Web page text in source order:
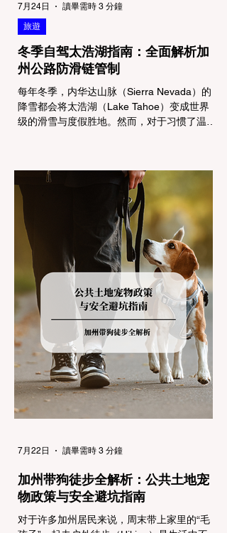
冬季自驾太浩湖指南：全面解析加
州公路防滑链管制
每年冬季，内华达山脉（Sierra Nevada）的
降雪都会将太浩湖（Lake Tahoe）变成世界
级的滑雪与度假胜地。然而，对于习惯了温暖
(Chain Controls)。 不了解这些规定，不仅可
能面临高额罚单或被公路巡警（CHP）劝
返，更可能在冰雪路面上引发严重的安全事
故。本文将为您系统解析加州的防滑链政策，
帮助您明确自己的车型在不同路况下的具体要
求，并为出行做好充足准备。 一、 核心概
念：看懂加州 R1, R2, R3 管制级别 当恶劣天
气来袭，加州交通局会在公路上启动防滑链管
制，并通过电子路牌指示当前的管制级别。加
州采用三个递进的级别（R1至R3）来规范通
行车辆： R1 管制 (Requirement 1) 规定内
容： 所有车辆必须安装防滑链。 豁免条件：
乘用车（Passenger Vehicles）、轻型卡车
（Light Trucks）只要配备了雪地轮胎（Snow
Tires），即可免装防滑链
旅遊
7月24日 讀畢需時 3 分鐘
加州带狗徒步全解析：公共土地宠
物政策与安全避坑指南
对于许多加州居民来说，周末带上家里的“毛
7月22日 讀畢需時 3 分鐘